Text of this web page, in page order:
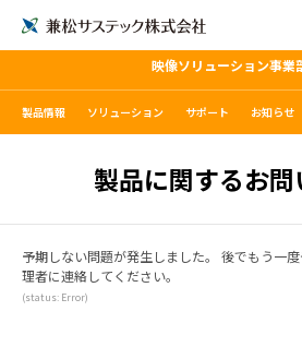
映像ソリューション事業
製品情報 ソリューション サポート お知らせ
製品に関するお
予期しない問題が発生しました。 後でもう一
理者に連絡してください。
(status: Error)